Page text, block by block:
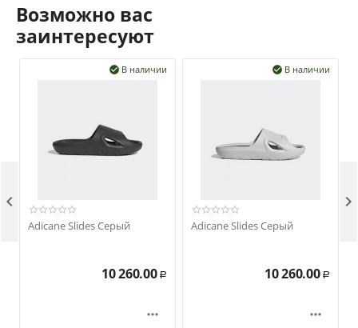
Возможно вас
заинтересуют
В наличии

Adicane Slides Серый
10 260.00 Р

В наличии

Adicane Slides Серый
10 260.00 Р

 